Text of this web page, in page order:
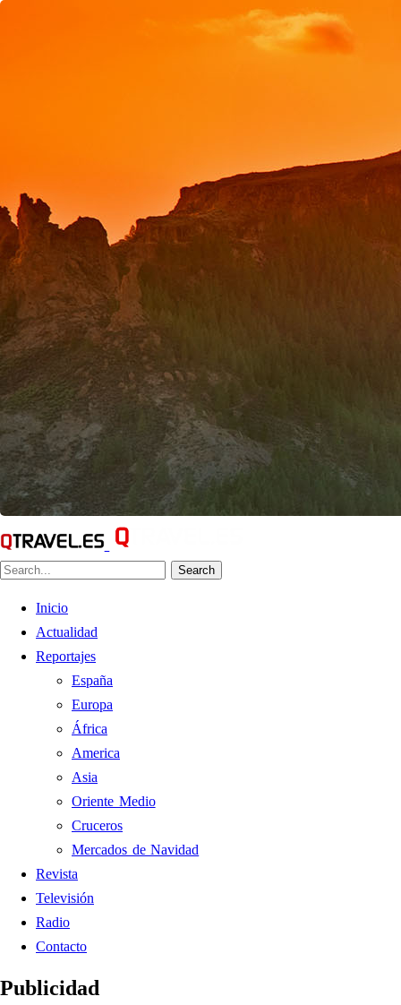
Search
Inicio
Actualidad
Reportajes
España
Europa
África
America
Asia
Oriente Medio
Cruceros
Mercados de Navidad
Revista
Televisión
Radio
Contacto
Publicidad